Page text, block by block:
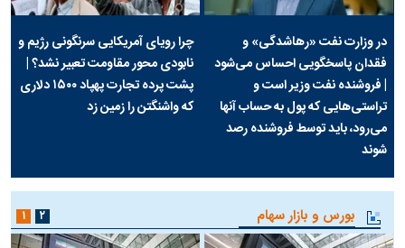
در وزارت نفت «رهاشدگی» و
فقدان پاسخگویی احساس می‌شود
| فروشنده نفت وزیر است و
تراستی‌هایی که پول به حساب آنها
می‌رود، باید توسط فروشنده رصد
شوند
چرا رویای آمریکایی سرنگونی رژیم و
نابودی محور مقاومت تعبیر نشد؟ |
پشت پرده تجارت پهپاد‌ ۱۵۰۰ دلاری
که واشنگتن را زمین زد
بورس و بازار سهام ۱ ۲